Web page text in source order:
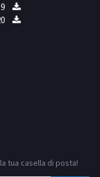
tua casella di posta!